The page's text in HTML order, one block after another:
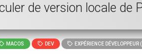
de version locale de
MACOS DEV EXPÉRIENCE DÉVELOPPEUR